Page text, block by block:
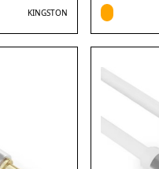
KINGSTON